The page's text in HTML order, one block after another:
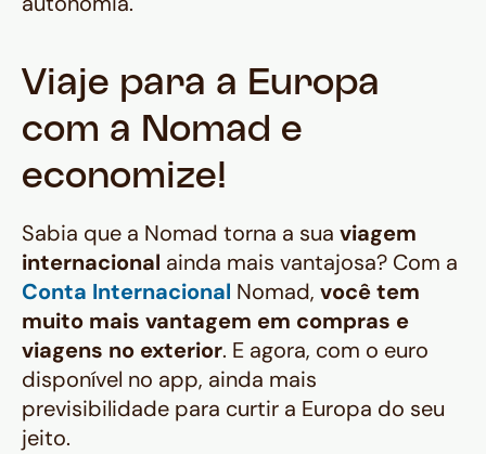
Viaje para a Europa
com a Nomad e
economize!
Sabia que a Nomad torna a sua viagem
internacional ainda mais vantajosa? Com a
Conta Internacional Nomad, você tem
muito mais vantagem em compras e
viagens no exterior. E agora, com o euro
disponível no app, ainda mais
previsibilidade para curtir a Europa do seu
jeito.